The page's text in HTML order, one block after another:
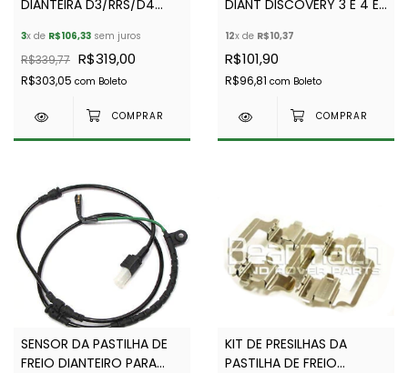
DIANTEIRA D3/RRS/D4
3x de R$106,33 sem juros
R$339,77 R$319,00
R$303,05 com Boleto
DIANT DISCOVERY 3 E 4 E
BEARMACH - SEM500090
12x de R$10,37
R$101,90
R$96,81 com Boleto
SENSOR DA PASTILHA DE
FREIO DIANTEIRO PARA
KIT DE PRESILHAS DA
PASTILHA DE FREIO